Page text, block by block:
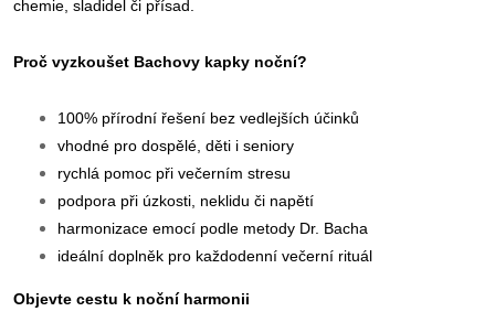
chemie, sladidel či přísad.
Proč vyzkoušet Bachovy kapky noční?
100% přírodní řešení bez vedlejších účinků
vhodné pro dospělé, děti i seniory
rychlá pomoc při večerním stresu
podpora při úzkosti, neklidu či napětí
harmonizace emocí podle metody Dr. Bacha
ideální doplněk pro každodenní večerní rituál
Objevte cestu k noční harmonii